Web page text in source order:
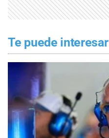
Te puede interesar